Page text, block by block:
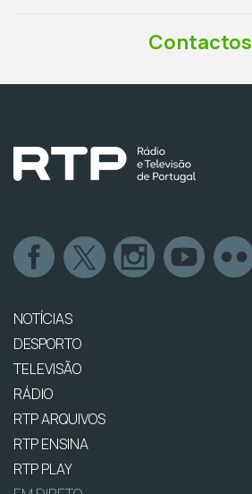
Contactos
NOTÍCIAS
DESPORTO
TELEVISÃO
RÁDIO
RTP ARQUIVOS
RTP ENSINA
RTP PLAY